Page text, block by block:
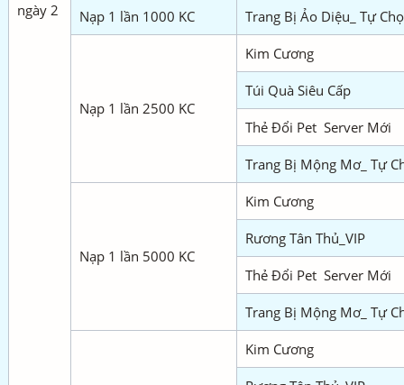
ngày 2
Nạp 1 lần 1000 KC Trang Bị Ảo Diệu_ Tự
Nạp 1 lần 2500 KC
Kim Cương
Túi Quà Siêu Cấp
Thẻ Đổi Pet Server Mới
Trang Bị Mộng Mơ_ Tự
Nạp 1 lần 5000 KC
Kim Cương
Rương Tân Thủ_VIP
Thẻ Đổi Pet Server Mới
Trang Bị Mộng Mơ_ Tự
Kim Cương